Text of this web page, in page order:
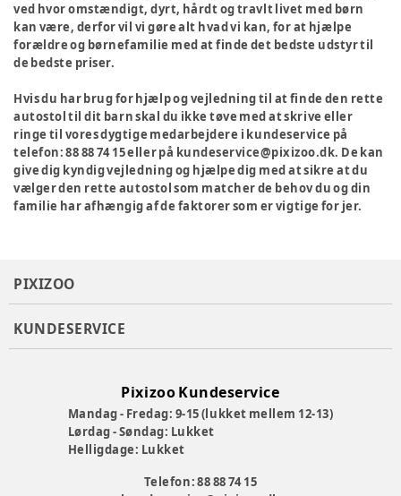
ved hvor omstændigt, dyrt, hårdt og travlt livet med børn
kan være, derfor vil vi gøre alt hvad vi kan, for at hjælpe
forældre og børnefamilie med at finde det bedste udstyr til
de bedste priser.
Hvis du har brug for hjælp og vejledning til at finde den rette
autostol til dit barn skal du ikke tøve med at skrive eller
ringe til vores dygtige medarbejdere i kundeservice på
telefon: 88 88 74 15 eller på kundeservice@pixizoo.dk. De kan
give dig kyndig vejledning og hjælpe dig med at sikre at du
vælger den rette autostol som matcher de behov du og din
familie har afhængig af de faktorer som er vigtige for jer.
PIXIZOO
KUNDESERVICE
Pixizoo Kundeservice
Mandag - Fredag: 9-15 (lukket mellem 12-13)
Lørdag - Søndag: Lukket
Helligdage: Lukket
Telefon: 88 88 74 15